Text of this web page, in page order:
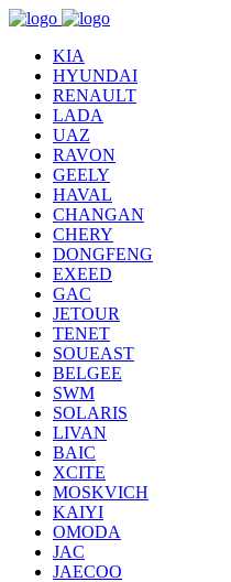
KIA
HYUNDAI
RENAULT
LADA
UAZ
RAVON
GEELY
HAVAL
CHANGAN
CHERY
DONGFENG
EXEED
GAC
JETOUR
TENET
SOUEAST
BELGEE
SWM
SOLARIS
LIVAN
BAIC
XCITE
MOSKVICH
KAIYI
OMODA
JAC
JAECOO